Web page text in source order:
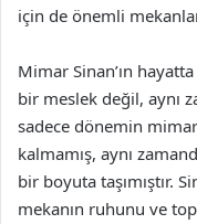
için de önemli
Mimar Sinan’ın
bir meslek değil, aynı
sadece dönemin
kalmamış, aynı
bir boyuta taşımıştır.
mekanın ruhunu ve